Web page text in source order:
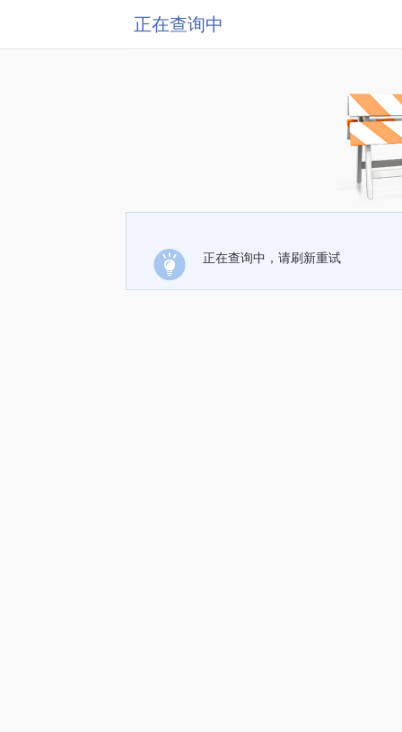
正在查询中
正在查询中，请刷新重试